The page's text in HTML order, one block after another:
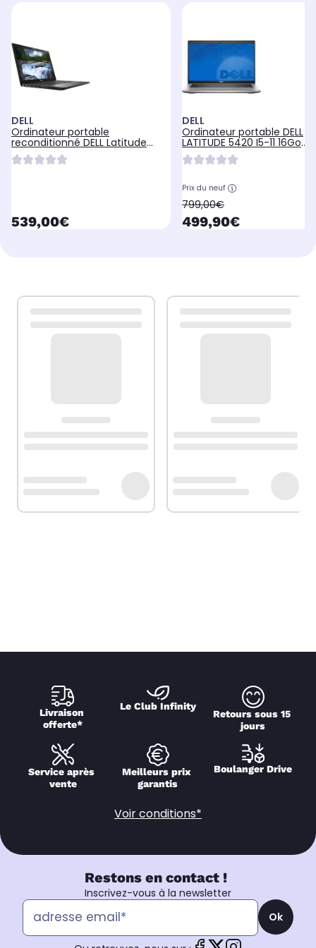
DELL
Ordinateur portable
reconditionné DELL Latitude
7490 - 8Go - SSD 512Go
currentPrice
539,00€
DELL
Ordinateur portable DELL
LATITUDE 5420 I5-11 16Go
480GoSSD W11
Prix du neuf
oldPrice
799,00€
currentPrice
499,90€
Livraison
offerte*
Le Club Infinity
Retours sous 15
jours
Service après
vente
Meilleurs prix
garantis
Boulanger Drive
Voir conditions*
Restons en contact !
Inscrivez-vous à la newsletter
Ok